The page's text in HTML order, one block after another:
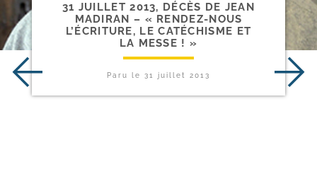
31 JUILLET 2013, DÉCÈS DE JEAN
MADIRAN – « RENDEZ-​NOUS
L’ÉCRITURE, LE CATÉCHISME ET
LA MESSE ! »
Paru le 31 juillet 2013